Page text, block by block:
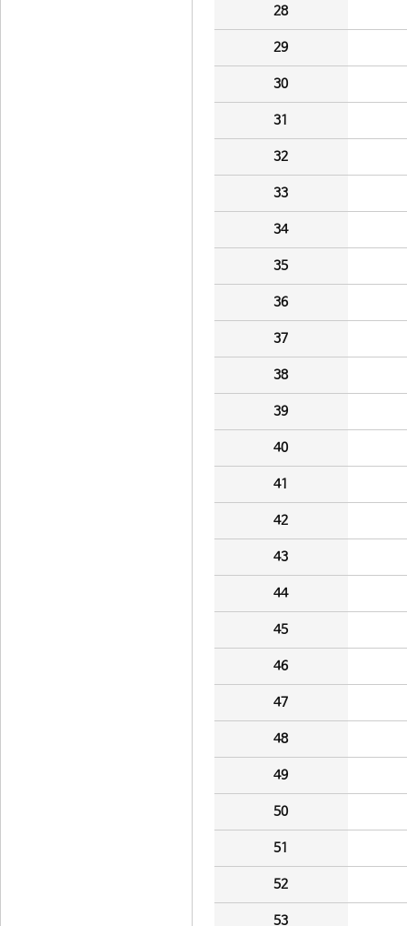
28
29
30
31
32
33
34
35
36
37
38
39
40
41
42
43
44
45
46
47
48
49
50
51
52
53